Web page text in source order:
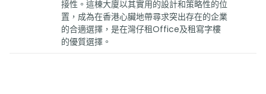
接性。這棟大廈以其實用的設計和策略性的位
置，成為在香港心臟地帶尋求突出存在的企業
的合適選擇，是在灣仔租Office及租寫字樓
的優質選擇。